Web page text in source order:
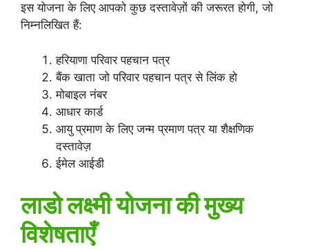
इस योजना के लिए आपको कुछ दस्तावेज़ों की जरूरत होगी, जो
निम्नलिखित हैं:
हरियाणा परिवार पहचान पत्र
बैंक खाता जो परिवार पहचान पत्र से लिंक हो
मोबाइल नंबर
आधार कार्ड
आयु प्रमाण के लिए जन्म प्रमाण पत्र या शैक्षणिक
दस्तावेज़
ईमेल आईडी
लाडो लक्ष्मी योजना की मुख्य
विशेषताएँ